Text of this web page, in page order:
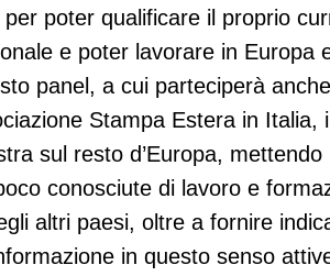
per poter qualificare il proprio
e poter lavorare in Europa
panel, a cui parteciperà
Stampa Estera in
sul resto d’Europa,
conosciute di lavoro e
altri paesi, oltre a fornire
in questo senso